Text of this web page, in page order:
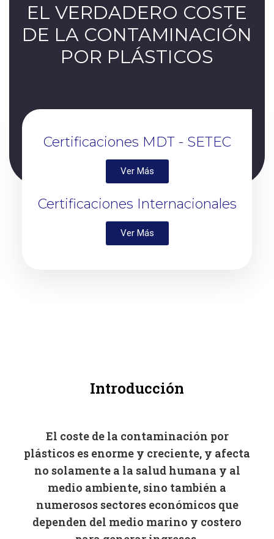
EL VERDADERO COSTE
DE LA CONTAMINACIÓN
POR PLÁSTICOS
Certificaciones MDT - SETEC
Ver Más
Certificaciones Internacionales
Ver Más
Introducción
El coste de la contaminación por
plásticos es enorme y creciente, y afecta
no solamente a la salud humana y al
medio ambiente, sino también a
numerosos sectores económicos que
dependen del medio marino y costero